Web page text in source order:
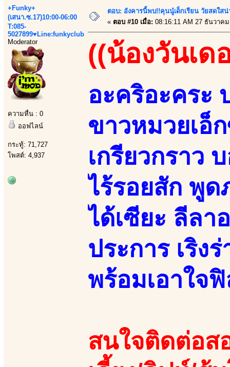
+Funky+
(เสนา.ซ.17)10:00-06:00
T:085-
5027899♥Line:funkyclub
Moderator
ความหื่น : 0
ออฟไลน์
กระทู้: 71,727
โพสต์: 4,937
ตอบ: อังคารนี้พบ!!คุนนู๋เด็กเรียน วัยสดใส
« ตอบ #10 เมื่อ: 08:16:11 AM 27 ธันวาค
((น้องวันเด
อะคริอะคระ
ขาวหมวยเอ็
เกรียวกราว
ไร้รอยสัก พู
ได้เซียะ ลีล
ประการ เริง
พร้อมเอาใจ
สนใจติดต่อส